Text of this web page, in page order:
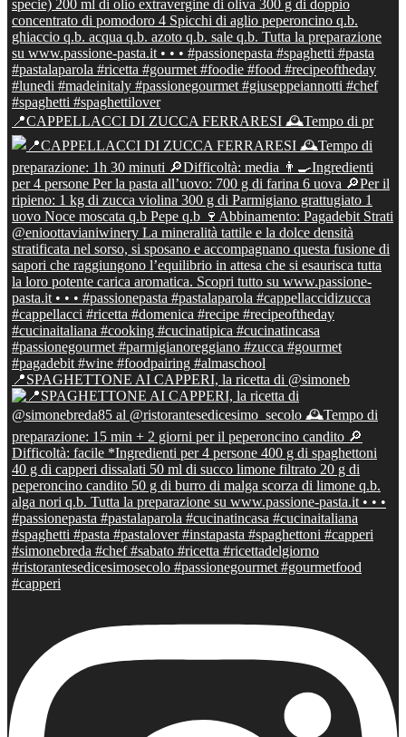
📍CAPPELLACCI DI ZUCCA FERRARESI 🕰Tempo di pr
📍SPAGHETTONE AI CAPPERI, la ricetta di @simoneb